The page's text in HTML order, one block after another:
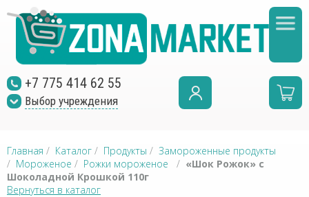
+7 775 414 62 55
Выбор учреждения
Главная / Каталог / Продукты / Замороженные продукты
/ Мороженое / Рожки мороженое / «Шок Рожок» с
Шоколадной Крошкой 110г
Вернуться в каталог